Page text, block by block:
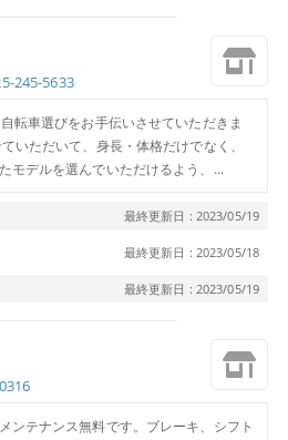
245-5633
転車選びをお手伝いさせていただきま
いただいて、身長・体格だけでなく、
モデルを選んでいただけるよう、...
最終更新日 : 2023/05/19
最終更新日 : 2023/05/18
最終更新日 : 2023/05/19
ンテナンス無料です。ブレーキ、シフト